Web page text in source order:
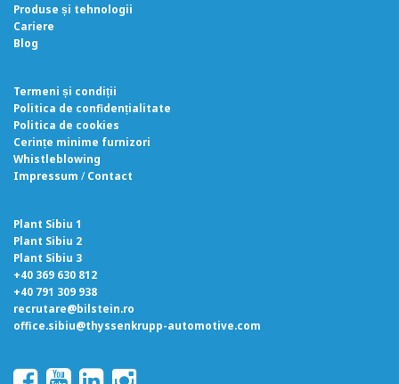
Produse și tehnologii
Cariere
Blog
Termeni și condiții
Politica de confidențialitate
Politica de cookies
Cerințe minime furnizori
Whistleblowing
Impressum / Contact
Plant Sibiu 1
Plant Sibiu 2
Plant Sibiu 3
+40 369 630 812
+40 791 309 938
recrutare@bilstein.ro
office.sibiu@thyssenkrupp-automotive.com